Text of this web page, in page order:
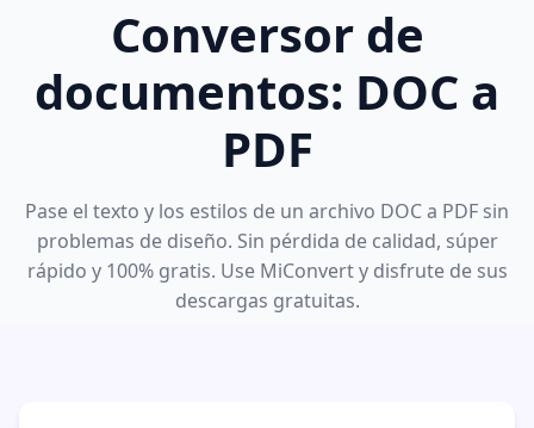
Conversor de
documentos: DOC a
PDF
Pase el texto y los estilos de un archivo DOC a PDF sin
problemas de diseño. Sin pérdida de calidad, súper
rápido y 100% gratis. Use MiConvert y disfrute de sus
descargas gratuitas.